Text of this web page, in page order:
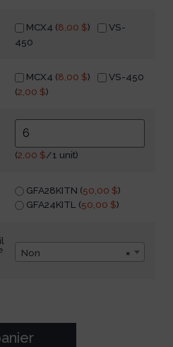
MCX4 (8,00 $)
VS-
450
MCX4 (8,00 $)
VS-450
(2,00 $)
(2,00 $/1 unit)
GFA28KITN (50,00 $)
GFA24KITL (50,00 $)
×
Non